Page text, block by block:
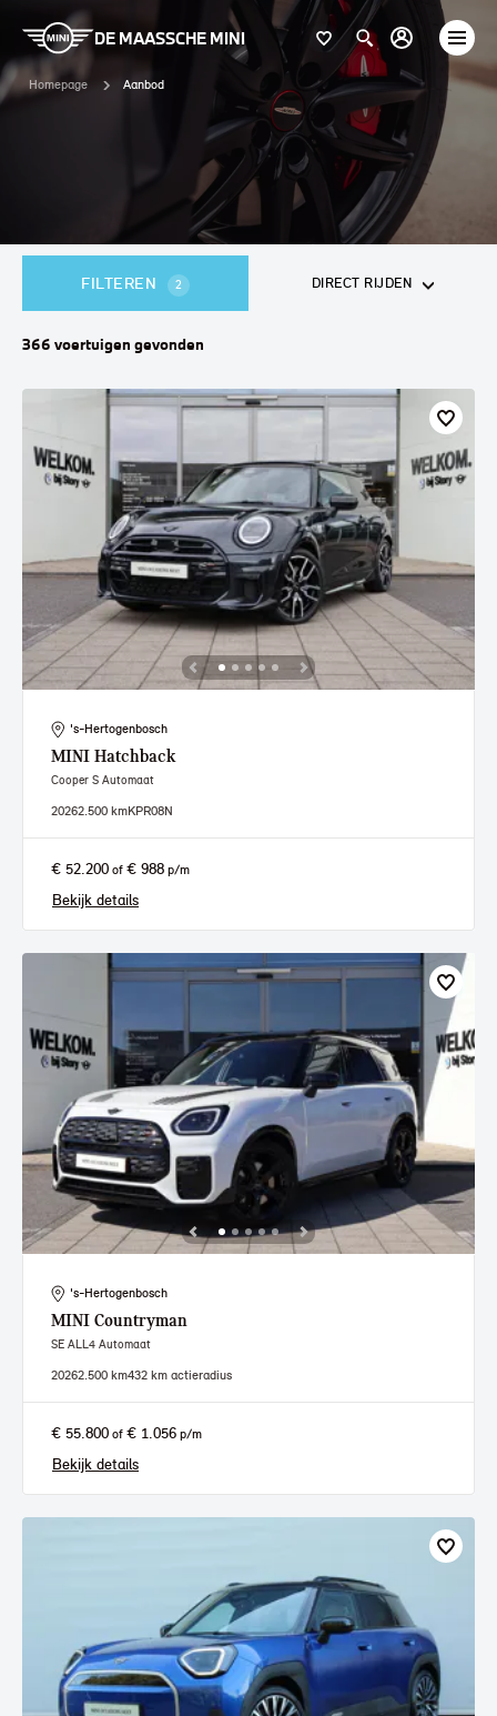
DE MAASSCHE MINI
Homepage Aanbod
FILTEREN 2 DIRECT RIJDEN
366 voertuigen gevonden
's-Hertogenbosch
MINI Hatchback
Cooper S Automaat
20262.500 kmKPR08N
€ 52.200 of € 988 p/m
Bekijk details
's-Hertogenbosch
MINI Countryman
SE ALL4 Automaat
20262.500 km432 km actieradius
€ 55.800 of € 1.056 p/m
Bekijk details